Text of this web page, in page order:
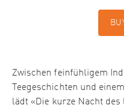
Zwischen feinfühligem
Teegeschichten und
lädt «Die kurze Nacht des